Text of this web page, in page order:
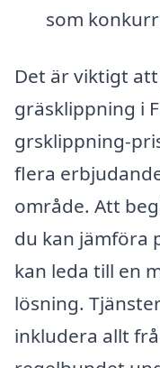
som
Det är viktigt
gräsklippning i
grsklippning-
flera
område. Att
du kan jämföra
kan leda till en
lösning.
inkludera allt